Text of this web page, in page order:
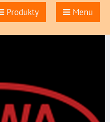
Produkty Menu